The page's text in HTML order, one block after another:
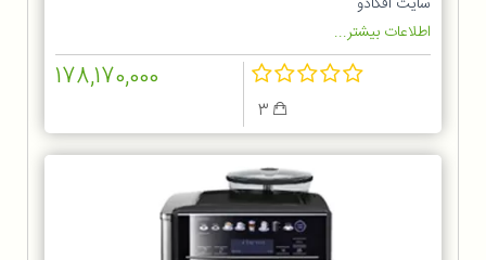
اطلاعات بیشتر...
178,170,000